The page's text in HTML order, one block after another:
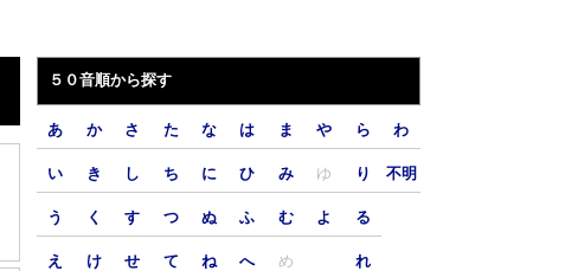
５０音順から探す
あ
い
う
え
か
き
く
け
さ
し
す
せ
た
ち
つ
て
な
に
ぬ
ね
は
ひ
ふ
へ
ま
み
む
め
や
ゆ
よ
ら
り
る
れ
わ
不明